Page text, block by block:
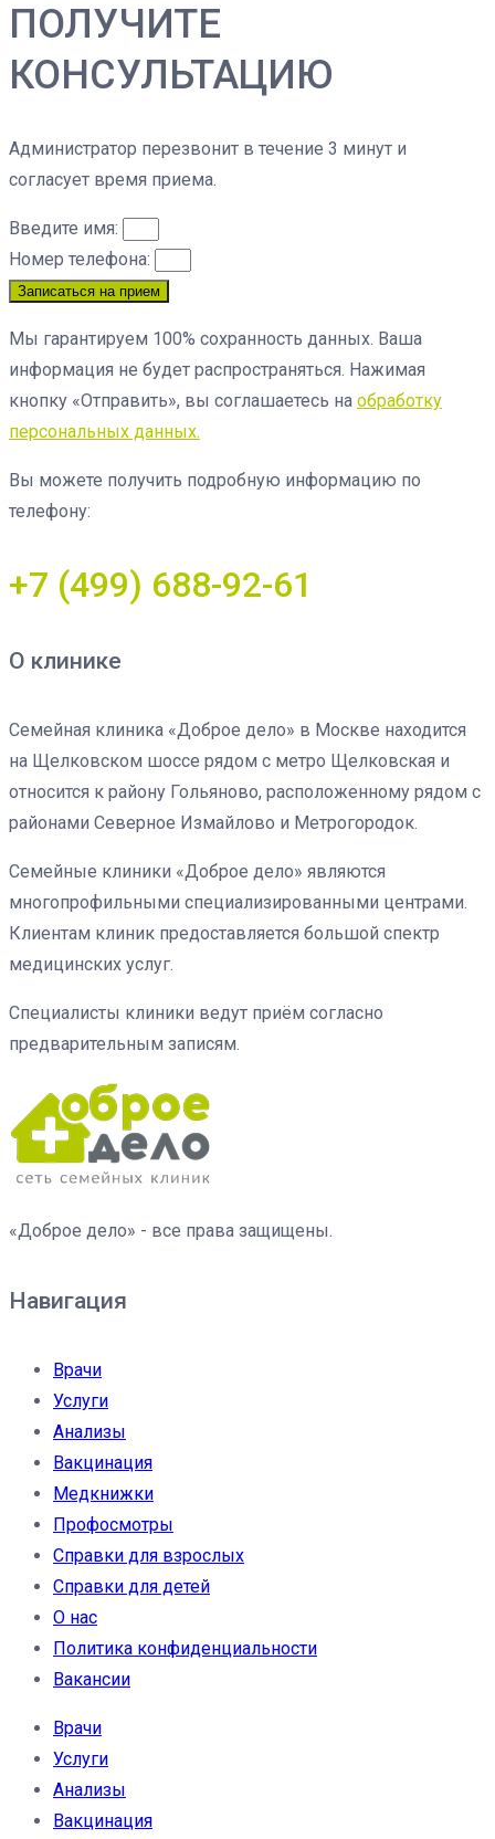
ПОЛУЧИТЕ
КОНСУЛЬТАЦИЮ
Администратор перезвонит в течение 3 минут и
согласует время приема.
Введите имя:
Номер телефона:
Записаться на прием
Мы гарантируем 100% сохранность данных. Ваша
информация не будет распространяться. Нажимая
кнопку «Отправить», вы соглашаетесь на обработку
персональных данных.
Вы можете получить подробную информацию по
телефону:
+7 (499) 688-92-61
О клинике
Семейная клиника «Доброе дело» в Москве находится
на Щелковском шоссе рядом с метро Щелковская и
относится к району Гольяново, расположенному рядом с
районами Северное Измайлово и Метрогородок.
Семейные клиники «Доброе дело» являются
многопрофильными специализированными центрами.
Клиентам клиник предоставляется большой спектр
медицинских услуг.
Специалисты клиники ведут приём согласно
предварительным записям.
«Доброе дело» - все права защищены.
Навигация
Врачи
Услуги
Анализы
Вакцинация
Медкнижки
Профосмотры
Справки для взрослых
Справки для детей
О нас
Политика конфиденциальности
Вакансии
Врачи
Услуги
Анализы
Вакцинация